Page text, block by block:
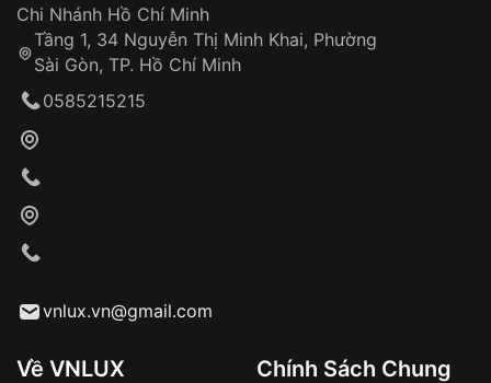
Khách hàng kiểm tra và thanh toán trực tiếp
Từ khóa SEO:
Đồng hành cùng khách hàng trong suốt quá
trình sử dụng
Chi Nhánh Hồ Chí Minh
Tầng 1, 34 Nguyễn Thị Minh Khai, Phường
Sài Gòn, TP. Hồ Chí Minh
0585215215
vnlux.vn@gmail.com
Về VNLUX Chính Sách Chung